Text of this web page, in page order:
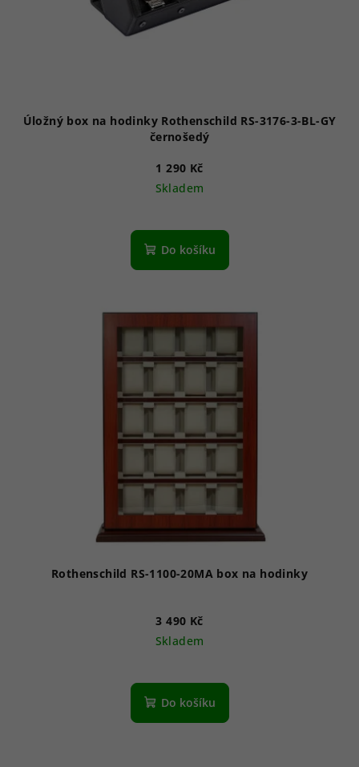
Úložný box na hodinky Rothenschild RS-3176-3-BL-GY
černošedý
1 290 Kč
Skladem
Do košíku
Rothenschild RS-1100-20MA box na hodinky
3 490 Kč
Skladem
hodnocení
produktu
Do košíku